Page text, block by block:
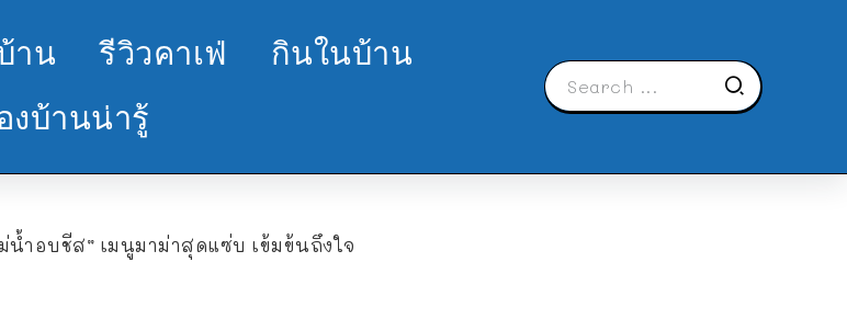
าน รีวิวคาเฟ่
กินในบ้าน
งบ้านน่ารู้
ำอบชีส” เมนูมาม่าสุดแซ่บ เข้มข้นถึงใจ